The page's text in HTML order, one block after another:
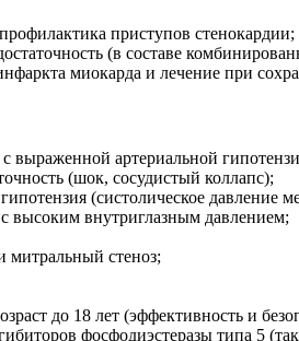
приступов стенокардии;
(в составе
миокарда и лечение при
выраженной артериальной
(шок, сосудистый коллапс);
(систолическое давление
высоким внутриглазным давлением;
стеноз;
до 18 лет (эффективность и
фосфодиэстеразы типа 5